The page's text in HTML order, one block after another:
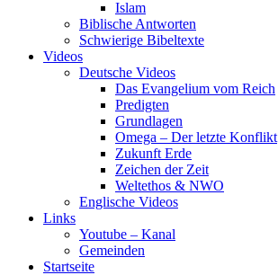
Islam
Biblische Antworten
Schwierige Bibeltexte
Videos
Deutsche Videos
Das Evangelium vom Reich
Predigten
Grundlagen
Omega – Der letzte Konflikt
Zukunft Erde
Zeichen der Zeit
Weltethos & NWO
Englische Videos
Links
Youtube – Kanal
Gemeinden
Startseite